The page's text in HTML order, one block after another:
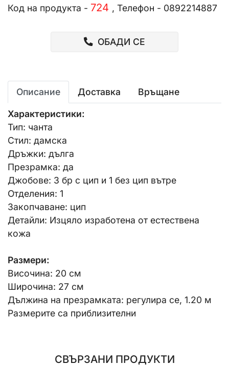
Код на продукта - 724 , Телефон - 0892214887
ОБАДИ СЕ
Описание Доставка Връщане
Характеристики:
Тип: чанта
Стил: дамска
Дръжки: дълга
Презрамка: да
Джобове: 3 бр с цип и 1 без цип вътре
Отделения: 1
Закопчаване: цип
Детайли: Изцяло изработена от естествена
кожа
Размери:
Височина: 20 см
Широчина: 27 см
Дължина на презрамката: регулира се, 1.20 м
Размерите са приблизителни
СВЪРЗАНИ ПРОДУКТИ